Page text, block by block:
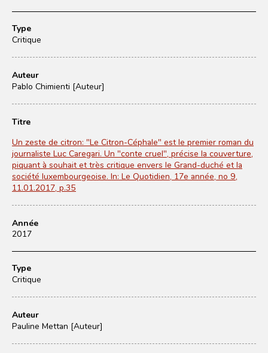
Type
Critique
Auteur
Pablo Chimienti [Auteur]
Titre
Un zeste de citron: "Le Citron-Céphale" est le premier roman du
journaliste Luc Caregari. Un "conte cruel", précise la couverture,
piquant à souhait et très critique envers le Grand-duché et la
société luxembourgeoise. In: Le Quotidien, 17e année, no 9,
11.01.2017, p.35
Année
2017
Type
Critique
Auteur
Pauline Mettan [Auteur]